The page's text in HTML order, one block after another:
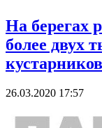
На берегах
более двух
кустарников
26.03.2020 17:57